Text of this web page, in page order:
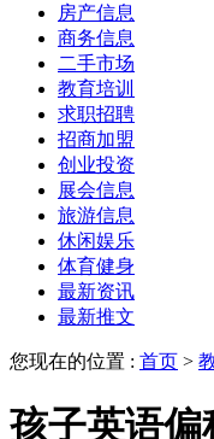
房产信息
商务信息
二手市场
教育培训
求职招聘
招商加盟
创业投资
展会信息
旅游信息
休闲娱乐
体育健身
最新资讯
最新推文
您现在的位置 : 首页 >
孩子英语